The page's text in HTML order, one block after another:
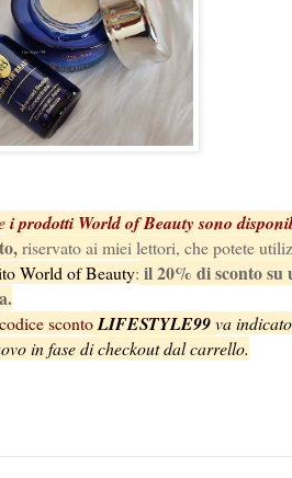
i prodotti World of Beauty sono
riservato ai miei lettori, che potete
World of Beauty: il 20% di sconto
scontoLIFESTYLE99 va
in fase di checkout dal carrello.